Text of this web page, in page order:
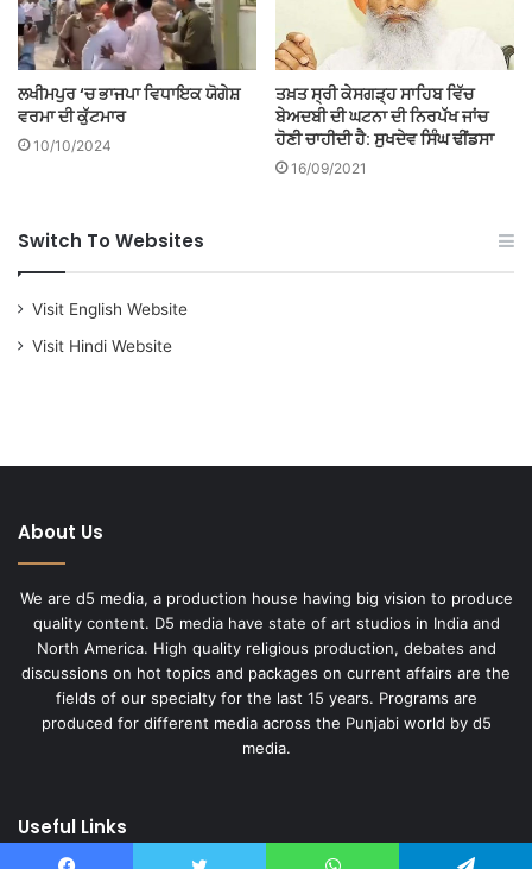
ਲਖੀਮਪੁਰ ‘ਚ ਭਾਜਪਾ ਵਿਧਾਇਕ ਯੋਗੇਸ਼
ਵਰਮਾ ਦੀ ਕੁੱਟਮਾਰ
10/10/2024
ਤਖ਼ਤ ਸ੍ਰੀ ਕੇਸਗੜ੍ਹ ਸਾਹਿਬ ਵਿੱਚ
ਬੇਅਦਬੀ ਦੀ ਘਟਨਾ ਦੀ ਨਿਰਪੱਖ ਜਾਂਚ
ਹੋਣੀ ਚਾਹੀਦੀ ਹੈ: ਸੁਖਦੇਵ ਸਿੰਘ ਢੀਂਡਸਾ
16/09/2021
Switch To Websites
Visit English Website
Visit Hindi Website
About Us
We are d5 media, a production house having big vision to produce
quality content. D5 media have state of art studios in India and
North America. High quality religious production, debates and
discussions on hot topics and packages on current affairs are the
fields of our specialty for the last 15 years. Programs are
produced for different media across the Punjabi world by d5
media.
Useful Links